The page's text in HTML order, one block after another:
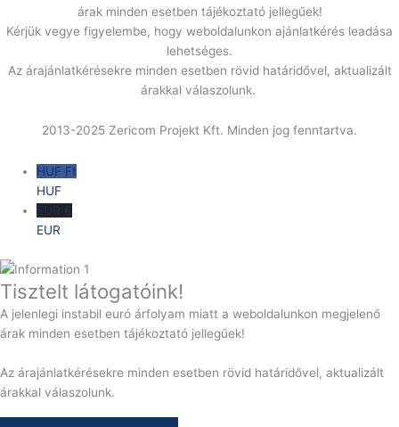
árak minden esetben tájékoztató jellegűek!
Kérjük vegye figyelembe, hogy weboldalunkon ajánlatkérés leadása
lehetséges.
Az árajánlatkérésekre minden esetben rövid határidővel, aktualizált
árakkal válaszolunk.
2013-2025 Zericom Projekt Kft. Minden jog fenntartva.
HUF Ft
HUF
EUR €
EUR
Tisztelt látogatóink!
A jelenlegi instabil euró árfolyam miatt a weboldalunkon megjelenő
árak minden esetben tájékoztató jellegűek!
Az árajánlatkérésekre minden esetben rövid határidővel, aktualizált
árakkal válaszolunk.